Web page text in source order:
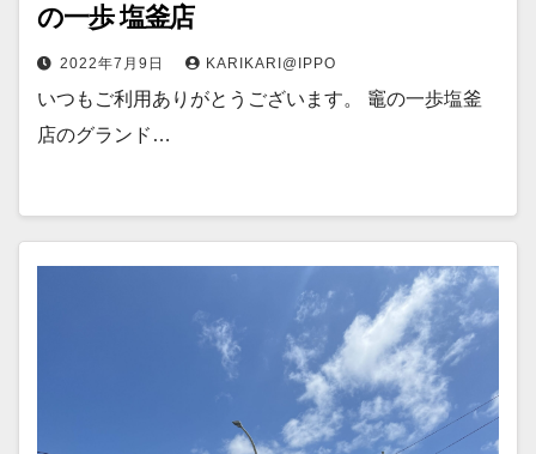
の一歩 塩釜店
2022年7月9日 KARIKARI@IPPO
いつもご利用ありがとうございます。 竈の一歩塩釜
店のグランド…